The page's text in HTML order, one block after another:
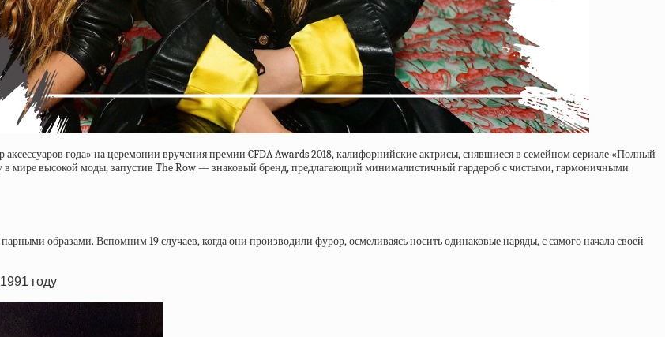
года» на церемонии вручения премии CFDA Awards 2018, калифорнийские актрисы, снявшиеся в семейном сериале «Полный
мире высокой моды, запустив The Row — знаковый бренд, предлагающий минималистичный гардероб с чистыми, гармоничными
образами. Вспомним 19 случаев, когда они производили фурор, осмеливаясь носить одинаковые наряды, с самого начала своей
году